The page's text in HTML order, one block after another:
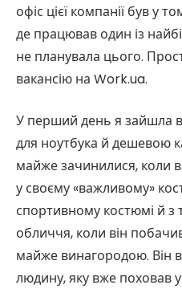
офіс цієї компанії був у
де працював один із
не планувала цього.
вакансію на Work.ua.
У перший день я зайшла
для ноутбука й дешевою
майже зачинилися, коли
у своєму «важливому»
спортивному костюмі й з
обличчя, коли він
майже винагородою. Він
людину, яку вже поховав у